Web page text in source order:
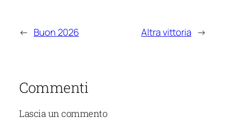
← Buon 2026 Altra vittoria →
Commenti
Lascia un commento